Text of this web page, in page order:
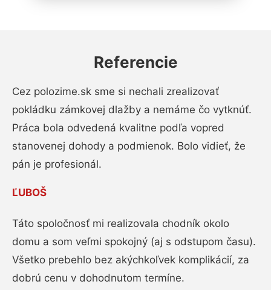
Referencie
Cez polozime.sk sme si nechali zrealizovať
pokládku zámkovej dlažby a nemáme čo vytknúť.
Práca bola odvedená kvalitne podľa vopred
stanovenej dohody a podmienok. Bolo vidieť, že
pán je profesionál.
ĽUBOŠ
Táto spoločnosť mi realizovala chodník okolo
domu a som veľmi spokojný (aj s odstupom času).
Všetko prebehlo bez akýchkoľvek komplikácií, za
dobrú cenu v dohodnutom termíne.